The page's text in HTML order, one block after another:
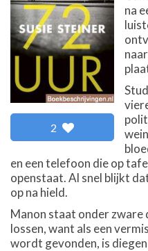
2
na
en een telefoon die op
openstaat. Al snel blijkt
op na hield.
Manon staat onder zware
lossen, want als een
wordt gevonden, is